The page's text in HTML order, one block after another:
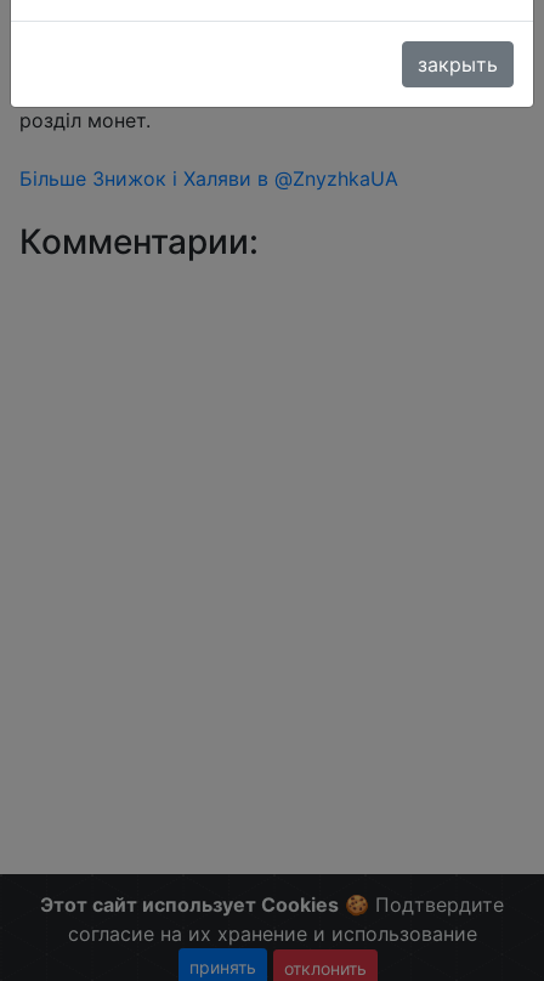
Знижка монетками 5-9 Coins у додатку через
розділ монет.
Більше Знижок і Халяви в @ZnyzhkaUA
Комментарии:
Этот сайт использует Cookies 🍪 Подтвердите
согласие на их хранение и использование
принять отклонить
закрыть